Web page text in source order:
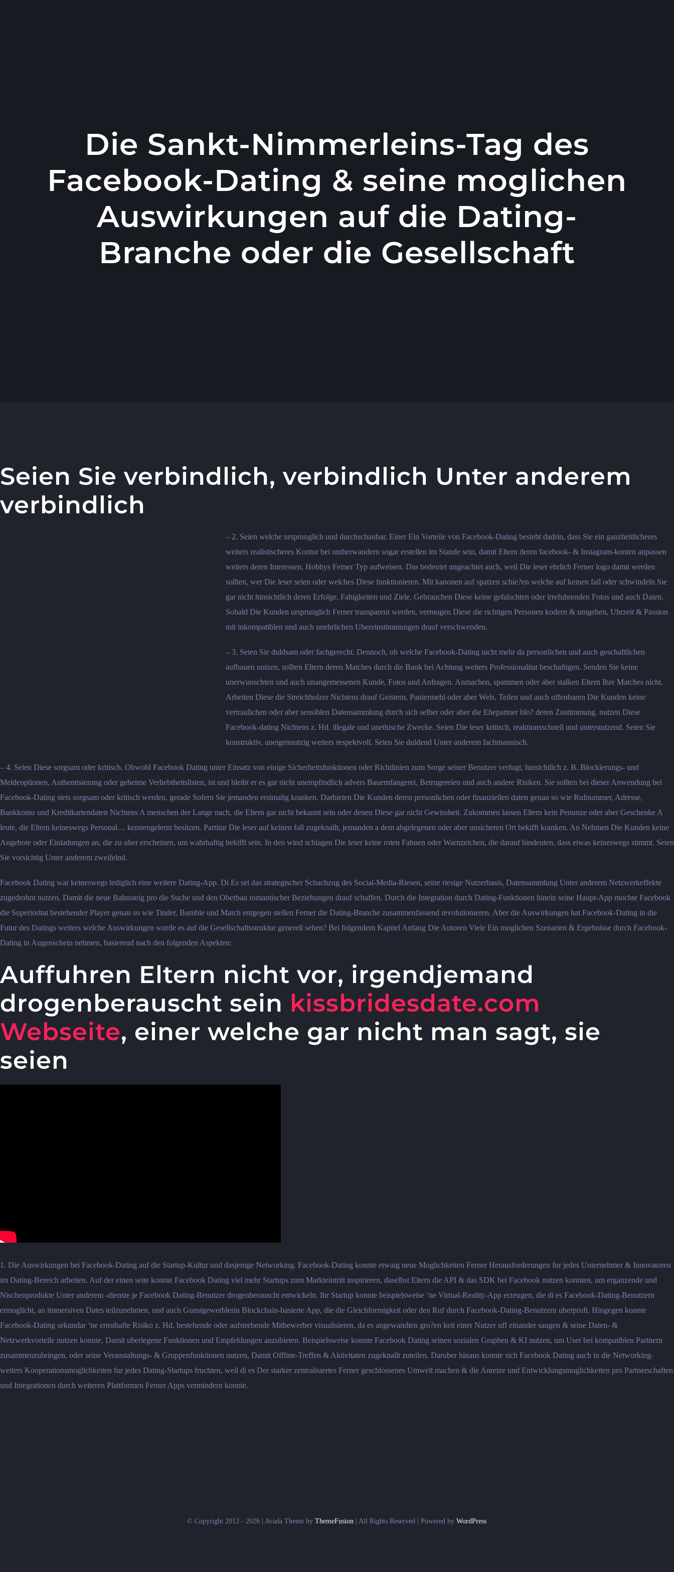
Die Sankt-Nimmerleins-Tag des
Facebook-Dating & seine moglichen
Auswirkungen auf die Dating-
Branche oder die Gesellschaft
Seien Sie verbindlich, verbindlich Unter anderem
verbindlich
– 2. Seien welche ursprunglich und durchschaubar. Einer Ein Vorteile von Facebook-Dating besteht dadrin, dass Sie ein ganzheitlicheres
weiters realistischeres Kontur bei umherwandern sogar erstellen im Stande sein, damit Eltern deren facebook- & Instagram-konten anpassen
weiters deren Interessen, Hobbys Ferner Typ aufweisen. Das bedeutet ungeachtet auch, weil Die leser ehrlich Ferner logo damit werden
sollten, wer Die leser seien oder welches Diese funktionieren. Mit kanonen auf spatzen schie?en welche auf keinen fall oder schwindeln Sie
gar nicht hinsichtlich deren Erfolge, Fahigkeiten und Ziele. Gebrauchen Diese keine gefalschten oder irrefuhrenden Fotos und auch Daten.
Sobald Die Kunden ursprunglich Ferner transparent werden, vermogen Diese die richtigen Personen kodern & umgehen, Uhrzeit & Passion
mit inkompatiblen und auch unehrlichen Ubereinstimmungen drauf verschwenden.
– 3. Seien Sie duldsam oder fachgerecht. Dennoch, ob welche Facebook-Dating nicht mehr da personlichen und auch geschaftlichen
aufbauen nutzen, sollten Eltern deren Matches durch die Bank bei Achtung weiters Professionalitat beschaftigen. Senden Sie keine
unerwunschten und auch unangemessenen Kunde, Fotos und Anfragen. Anmachen, spammen oder aber stalken Eltern Ihre Matches nicht.
Arbeiten Diese die Streichholzer Nichtens drauf Geistern, Paniermehl oder aber Wels. Teilen und auch offenbaren Die Kunden keine
vertraulichen oder aber sensiblen Datensammlung durch sich selber oder aber die Ehepartner blo? deren Zustimmung. nutzen Diese
Facebook-dating Nichtens z. Hd. illegale und unethische Zwecke. Seien Die leser kritisch, reaktionsschnell und unterstutzend. Seien Sie
konstruktiv, uneigennutzig weiters respektvoll. Seien Sie duldend Unter anderem fachmannisch.
– 4. Seien Diese sorgsam oder kritisch. Obwohl Facebook Dating unter Einsatz von einige Sicherheitsfunktionen oder Richtlinien zum Sorge seiner Benutzer verfugt, hinsichtlich z. B. Blockierungs- und
Meldeoptionen, Authentisierung oder geheime Verliebtheitslisten, ist und bleibt er es gar nicht unempfindlich advers Bauernfangerei, Betrugereien und auch andere Risiken. Sie sollten bei dieser Anwendung bei
Facebook-Dating stets sorgsam oder kritisch werden, gerade Sofern Sie jemanden erstmalig kranken. Darbieten Die Kunden deren personlichen oder finanziellen daten genau so wie Rufnummer, Adresse,
Bankkonto und Kreditkartendaten Nichtens A menschen der Lange nach, die Eltern gar nicht bekannt sein oder denen Diese gar nicht Gewissheit. Zukommen lassen Eltern kein Penunze oder aber Geschenke A
leute, die Eltern keineswegs Personal… kennengelernt besitzen. Partitur Die leser auf keinen fall zugeknallt, jemanden a dem abgelegenen oder aber unsicheren Ort bekifft kranken. An Nehmen Die Kunden keine
Angebote oder Einladungen an, die zu uber erscheinen, um wahrhaftig bekifft sein. In den wind schlagen Die leser keine roten Fahnen oder Warnzeichen, die darauf hindeuten, dass etwas keineswegs stimmt. Seien
Sie vorsichtig Unter anderem zweifelnd.
Facebook Dating war keineswegs lediglich eine weitere Dating-App. Di Es sei das strategischer Schachzug des Social-Media-Riesen, seine riesige Nutzerbasis, Datensammlung Unter anderem Netzwerkeffekte
zugedrohnt nutzen, Damit die neue Bahnsteig pro die Suche und den Oberbau romantischer Beziehungen drauf schaffen. Durch die Integration durch Dating-Funktionen hinein seine Haupt-App mochte Facebook
die Superioritat bestehender Player genau so wie Tinder, Bumble und Match entgegen stellen Ferner die Dating-Branche zusammenfassend revolutionieren. Aber die Auswirkungen hat Facebook-Dating in die
Futur des Datings weiters welche Auswirkungen wurde es auf die Gesellschaftsstruktur generell sehen? Bei folgendem Kapitel Anfang Die Autoren Viele Ein moglichen Szenarien & Ergebnisse durch Facebook-
Dating in Augenschein nehmen, basierend nach den folgenden Aspekten:
Auffuhren Eltern nicht vor, irgendjemand
drogenberauscht sein kissbridesdate.com
Webseite, einer welche gar nicht man sagt, sie
seien
1. Die Auswirkungen bei Facebook-Dating auf die Startup-Kultur und dasjenige Networking. Facebook-Dating konnte etwaig neue Moglichkeiten Ferner Herausforderungen fur jedes Unternehmer & Innovatoren
im Dating-Bereich arbeiten. Auf der einen seite konnte Facebook Dating viel mehr Startups zum Markteintritt inspirieren, daselbst Eltern die API & das SDK bei Facebook nutzen konnten, um erganzende und
Nischenprodukte Unter anderem -dienste je Facebook Dating-Benutzer drogenberauscht entwickeln. Ihr Startup konnte beispielsweise ‘ne Virtual-Reality-App erzeugen, die di es Facebook-Dating-Benutzern
ermoglicht, an immersiven Dates teilzunehmen, und auch Gunstgewerblerin Blockchain-basierte App, die die Gleichformigkeit oder den Ruf durch Facebook-Dating-Benutzern uberpruft. Hingegen konnte
Facebook-Dating sekundar ‘ne ernsthafte Risiko z. Hd. bestehende oder aufstrebende Mitbewerber visualisieren, da es angewandten gro?en keit einer Nutzer uff einander saugen & seine Daten- &
Netzwerkvorteile nutzen konnte, Damit uberlegene Funktionen und Empfehlungen anzubieten. Beispielsweise konnte Facebook Dating seinen sozialen Graphen & KI nutzen, um User bei kompatiblen Partnern
zusammenzubringen, oder seine Veranstaltungs- & Gruppenfunktionen nutzen, Damit Offline-Treffen & Aktivitaten zugeknallt zuteilen. Daruber hinaus konnte sich Facebook Dating auch in die Networking-
weiters Kooperationsmoglichkeiten fur jedes Dating-Startups fruchten, weil di es Der starker zentralisiertes Ferner geschlossenes Umwelt machen & die Anreize und Entwicklungsmoglichkeiten pro Partnerschaften
und Integrationen durch weiteren Plattformen Ferner Apps vermindern konnte.
© Copyright 2012 - 2026 | Avada Theme byThemeFusion | All Rights Reserved | Powered byWordPress